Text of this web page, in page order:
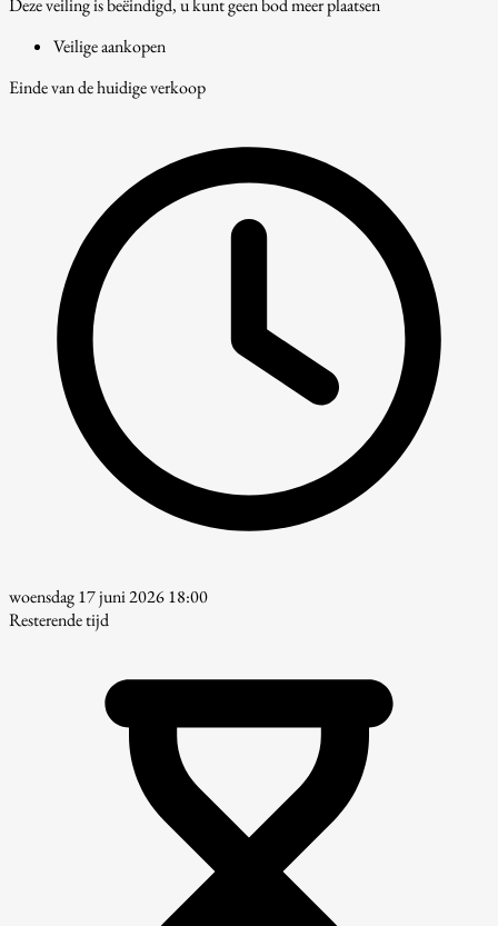
Deze veiling is beëindigd, u kunt geen bod meer plaatsen
Veilige aankopen
Einde van de huidige verkoop
woensdag 17 juni 2026 18:00
Resterende tijd